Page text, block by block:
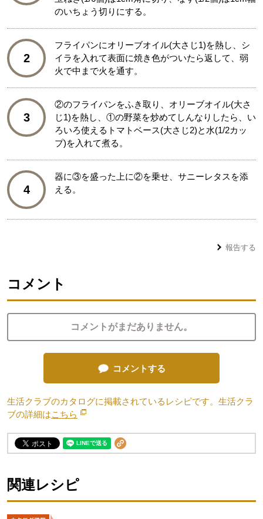
のいちょう切りにする。
2
フライパンにオリーブオイル(大さじ1)を熱し、シ
イラを入れて表面に焼き色がついたら返して、弱
火で中まで火を通す。
3
②のフライパンをふき取り、オリーブオイル(大さ
じ1)を熱し、①の野菜を炒めてしんなりしたら、い
ろいろ使えるトマトベース(大さじ2)と水(1/2カッ
プ)を入れて煮る。
4
器に③を盛った上に②を乗せ、サニーレタスを添
える。
報告する
コメント
コメントがまだありません。
コメントする
生活クラブのカタログに掲載されているレシピです。生活クラ
ブの詳細はこちら 別のウィンドウで開きます。
関連レシピ